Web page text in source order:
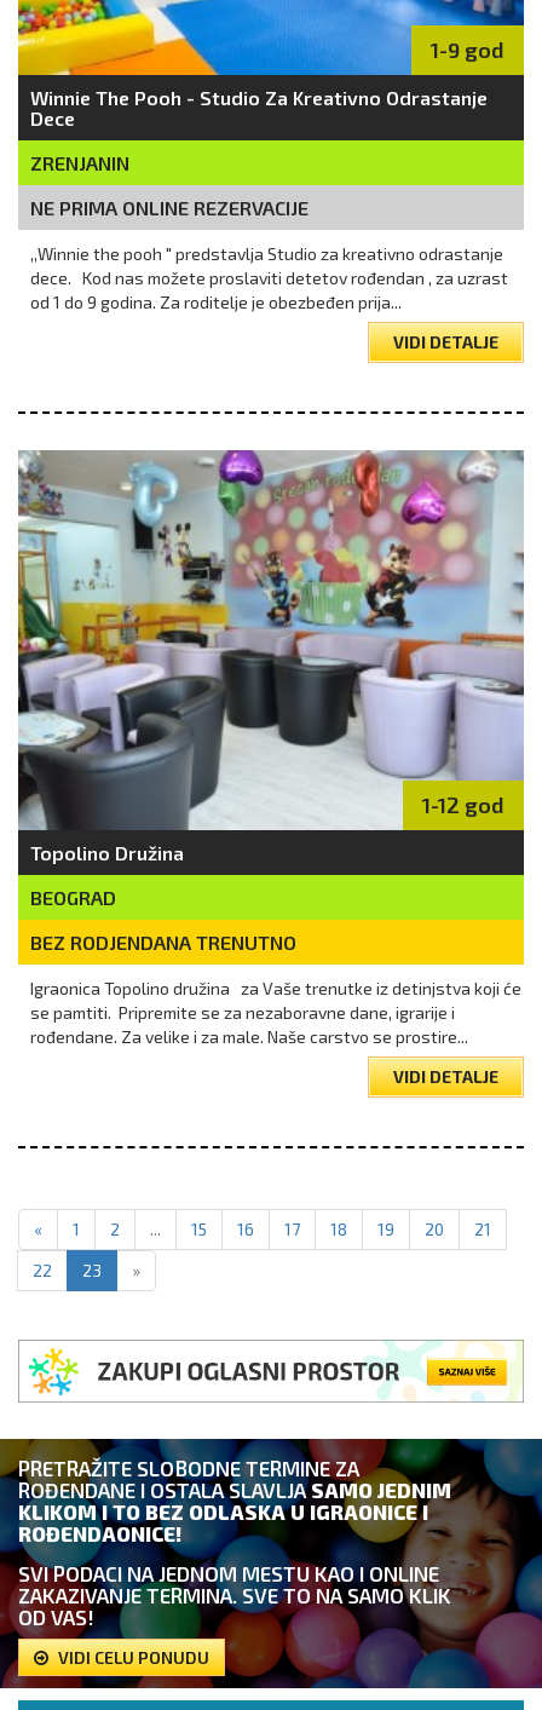
1-9 god
Winnie The Pooh - Studio Za Kreativno Odrastanje
Dece
ZRENJANIN
NE PRIMA ONLINE REZERVACIJE
,,Winnie the pooh " predstavlja Studio za kreativno odrastanje
dece. Kod nas možete proslaviti detetov rođendan , za uzrast
od 1 do 9 godina. Za roditelje je obezbeđen prija...
VIDI DETALJE
1-12 god
Topolino Družina
BEOGRAD
BEZ RODJENDANA TRENUTNO
Igraonica Topolino družina za Vaše trenutke iz detinjstva koji će
se pamtiti. Pripremite se za nezaboravne dane, igrarije i
rođendane. Za velike i za male. Naše carstvo se prostire...
VIDI DETALJE
« 1 2 ... 15 16 17 18 19 20
21
22
23 »
PRETRAŽITE SLOBODNE TERMINE ZA
ROĐENDANE I OSTALA SLAVLJASAMO JEDNIM
KLIKOM I TO BEZ ODLASKA U IGRAONICE I
ROĐENDAONICE!
SVI PODACI NA JEDNOM MESTU KAO I ONLINE
ZAKAZIVANJE TERMINA. SVE TO NA SAMO KLIK
OD VAS!
VIDI CELU PONUDU